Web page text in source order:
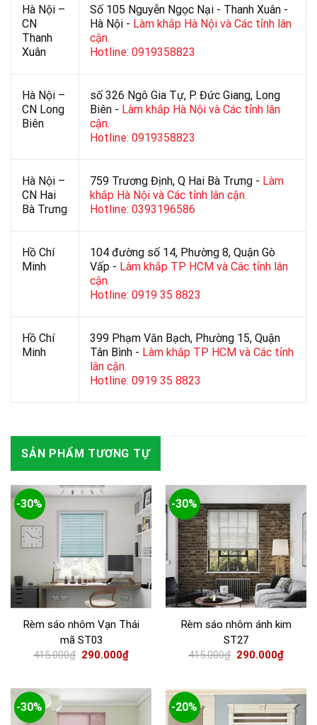
Hà Nội –
CN
Thanh
Xuân
Số 105 Nguyễn Ngọc Nại - Thanh Xuân -
Hà Nội - Làm khắp Hà Nội và Các tỉnh lân
cận.
Hotline: 0919358823
Hà Nội –
CN Long
Biên
số 326 Ngô Gia Tự, P. Đức Giang, Long
Biên - Làm khắp Hà Nội và Các tỉnh lân
cận.
Hotline: 0919358823
Hà Nội –
CN Hai
Bà Trưng
759 Trương Định, Q Hai Bà Trưng - Làm
khắp Hà Nội và Các tỉnh lân cận.
Hotline: 0393196586
Hồ Chí
Minh
104 đường số 14, Phường 8, Quận Gò
Vấp - Làm khắp TP HCM và Các tỉnh lân
cận.
Hotline: 0919 35 8823
Hồ Chí
Minh
399 Phạm Văn Bạch, Phường 15, Quận
Tân Bình - Làm khắp TP HCM và Các tỉnh
lân cận.
Hotline: 0919 35 8823
SẢN PHẨM TƯƠNG TỰ
-30%
Rèm sáo nhôm Vạn Thái
mã ST03
415.000₫ 290.000₫
-30%
Rèm sáo nhôm ánh kim
ST27
415.000₫ 290.000₫
-30% -20%